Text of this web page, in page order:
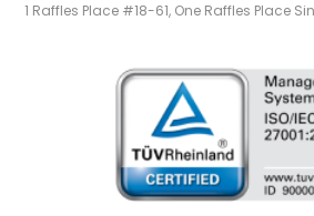
1 Raffles Place #18-61, One Raffles Place